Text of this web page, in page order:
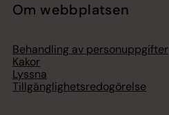
Om webbplatsen
Behandling av personuppgifter
Kakor
Lyssna
Tillgänglighetsredogörelse